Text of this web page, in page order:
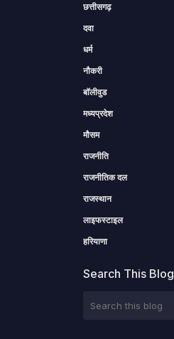
छत्तीसगढ़
दवा
धर्म
नौकरी
बॉलीवुड
मध्यप्रदेश
मौसम
राजनीति
राजनीतिक दल
राजस्थान
लाइफस्टाइल
हरियाणा
Search This Blog